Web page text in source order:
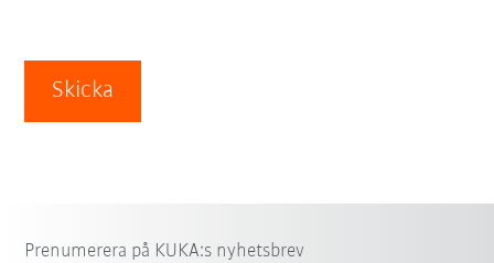
Skicka
Prenumerera på KUKA:s nyhetsbrev